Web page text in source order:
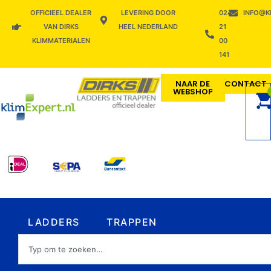
OFFICIEEL DEALER
VAN DIRKS
KLIMMATERIALEN
LEVERING DOOR
HEEL NEDERLAND
024
21
00
141
NAAR DE
WEBSHOP
CONTACT
LADDERS Open LADDERS
TRAPPEN